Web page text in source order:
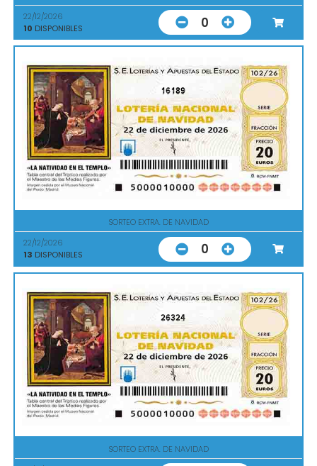
22/12/2026
10 DISPONIBLES 0
16189
SORTEO EXTRA. DE NAVIDAD
22/12/2026
13 DISPONIBLES 0
26324
SORTEO EXTRA. DE NAVIDAD